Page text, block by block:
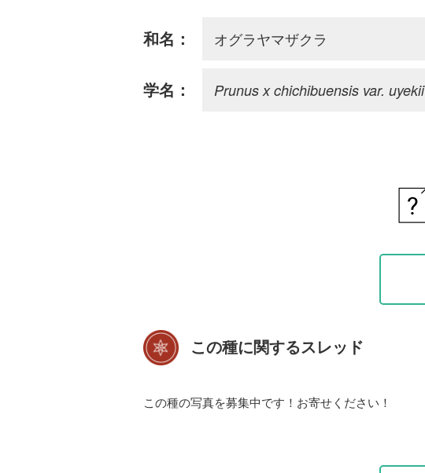
和名： オグラヤマザクラ
学名： Prunus x chichibuensis var. uyekii
この種に関するスレッド
この種の写真を募集中です！お寄せください！